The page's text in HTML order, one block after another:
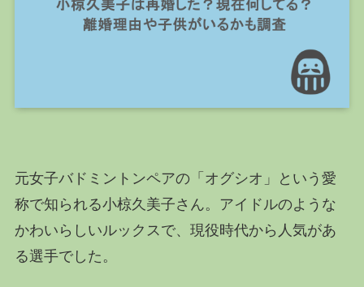
元女子バドミントンペアの「オグシオ」という愛
称で知られる小椋久美子さん。アイドルのような
かわいらしいルックスで、現役時代から人気があ
る選手でした。